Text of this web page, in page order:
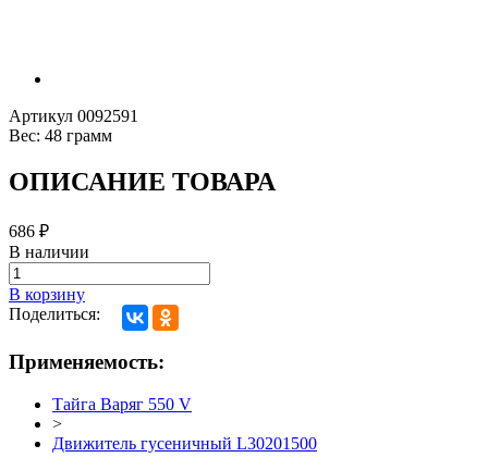
Артикул 0092591
Вес: 48 грамм
ОПИСАНИЕ ТОВАРА
686 ₽
В наличии
В корзину
Поделиться:
Применяемость:
Тайга Варяг 550 V
>
Движитель гусеничный L30201500